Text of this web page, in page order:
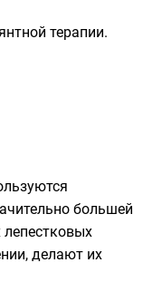
терапии.
большей
делают их